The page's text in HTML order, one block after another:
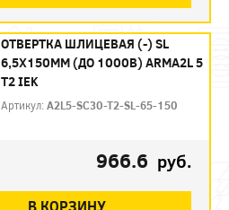
ОТВЕРТКА ШЛИЦЕВАЯ (-) SL
6,5Х150ММ (ДО 1000В) ARMA2L 5
Т2 IEK
Артикул:A2L5-SC30-T2-SL-65-150
966.6 руб.
В КОРЗИНУ